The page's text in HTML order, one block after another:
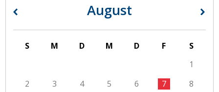
August
« »
S M D M D F
S
1
2
3 4 5 6 7
8